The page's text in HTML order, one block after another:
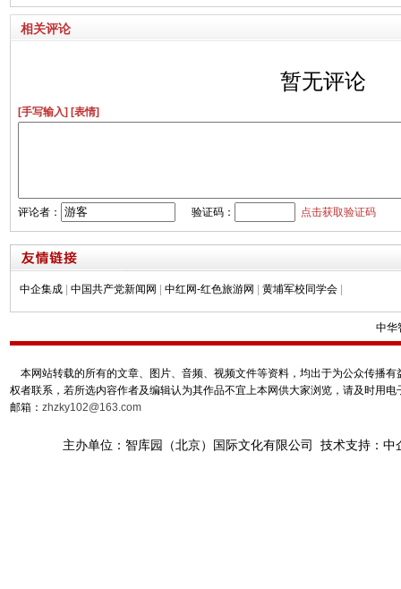
相关评论
暂无评论
[手写输入] [表情]
评论者： 验证码： 点击获取验证码
中企集成 | 中国共产党新闻网 | 中红网-红色旅游网 | 黄埔军校同学会 |
中华
本网站转载的所有的文章、图片、音频、视频文件等资料，均出于为公众传播
权者联系，若所选内容作者及编辑认为其作品不宜上本网供大家浏览，请及时用
邮箱： zhzky102@163.com
主办单位：智库园（北京）国际文化有限公司 技术支持：